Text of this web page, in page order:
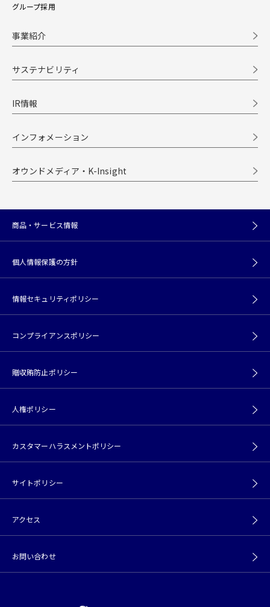
グループ採用
事業紹介
サステナビリティ
IR情報
インフォメーション
オウンドメディア・K-Insight
商品・サービス情報
個人情報保護の方針
情報セキュリティポリシー
コンプライアンスポリシー
贈収賄防止ポリシー
人権ポリシー
カスタマーハラスメントポリシー
サイトポリシー
アクセス
お問い合わせ